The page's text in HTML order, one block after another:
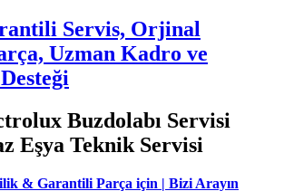
Servis, Orjinal
Uzman Kadro ve
Buzdolabı Servisi
Eşya Teknik Servisi
& Garantili Parça için | Bizi Arayın